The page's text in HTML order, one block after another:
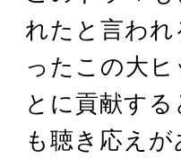
れたと言わ
ったこの大
とに貢献す
も聴き応えが